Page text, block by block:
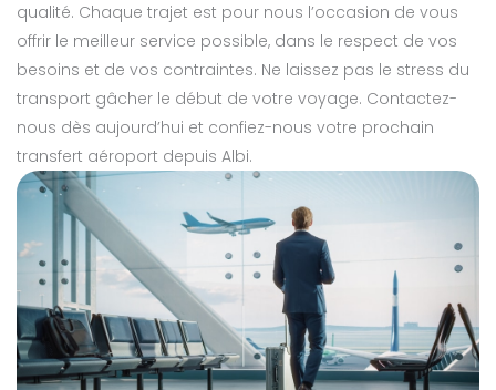
qualité. Chaque trajet est pour nous l’occasion de vous
offrir le meilleur service possible, dans le respect de vos
besoins et de vos contraintes. Ne laissez pas le stress du
transport gâcher le début de votre voyage. Contactez-
nous dès aujourd’hui et confiez-nous votre prochain
transfert aéroport depuis Albi.